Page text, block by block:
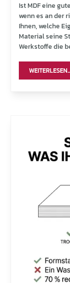
Ist MDF eine
wenn es an der
Ihnen, welche
Material seine
Werkstoffe die
WEITERLESEN...